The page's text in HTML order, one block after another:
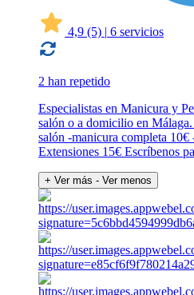
4,9 (5) | 6 servicios
2 han repetido
Especialistas en Manicura y
salón o a domicilio en
salón -manicura completa
Extensiones 15€ Escríbenos
+ Ver más - Ver menos